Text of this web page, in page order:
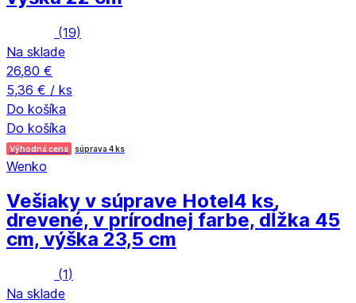
(19)
Na sklade
26,80 €
5,36 € / ks
Do košíka
Do košíka
Výhodná cena súprava 4 ks
Wenko
Vešiaky v súprave Hotel4 ks,
drevené, v prírodnej farbe, dĺžka 45
cm, výška 23,5 cm
(1)
Na sklade